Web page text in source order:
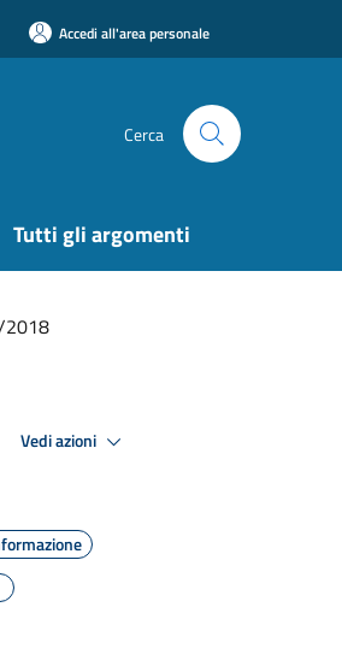
Accedi all'area personale
Cerca
Tutti gli argomenti
2018
Vedi azioni